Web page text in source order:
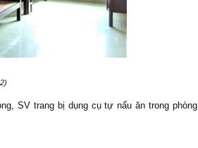
SV trang bị dụng cụ tự nấu ăn trong phòng